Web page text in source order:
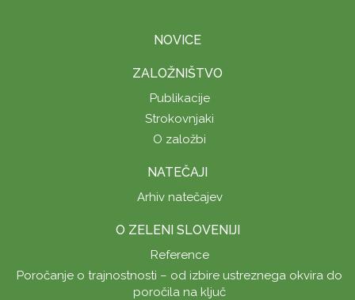
NOVICE
ZALOŽNIŠTVO
Publikacije
Strokovnjaki
O založbi
NATEČAJI
Arhiv natečajev
O ZELENI SLOVENIJI
Reference
Poročanje o trajnostnosti – od izbire ustreznega okvira do
poročila na ključ